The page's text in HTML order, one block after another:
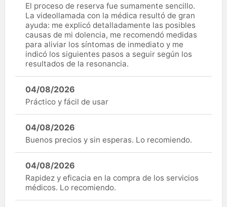
El proceso de reserva fue sumamente sencillo.
La videollamada con la médica resultó de gran
ayuda: me explicó detalladamente las posibles
causas de mi dolencia, me recomendó medidas
para aliviar los síntomas de inmediato y me
indicó los siguientes pasos a seguir según los
resultados de la resonancia.
04/08/2026
Práctico y fácil de usar
04/08/2026
Buenos precios y sin esperas. Lo recomiendo.
04/08/2026
Rapidez y eficacia en la compra de los servicios
médicos. Lo recomiendo.